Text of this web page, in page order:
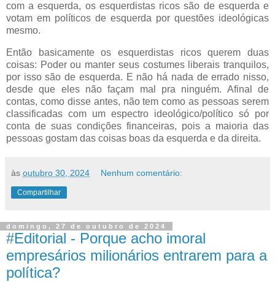
com a esquerda, os esquerdistas ricos são de esquerda e
votam em políticos de esquerda por questões ideológicas
mesmo.
Então basicamente os esquerdistas ricos querem duas
coisas: Poder ou manter seus costumes liberais tranquilos,
por isso são de esquerda. E não há nada de errado nisso,
desde que eles não façam mal pra ninguém. Afinal de
contas, como disse antes, não tem como as pessoas serem
classificadas com um espectro ideológico/político só por
conta de suas condições financeiras, pois a maioria das
pessoas gostam das coisas boas da esquerda e da direita.
às outubro 30, 2024 Nenhum comentário:
Compartilhar
domingo, 27 de outubro de 2024
#Editorial - Porque acho imoral
empresários milionários entrarem para a
política?